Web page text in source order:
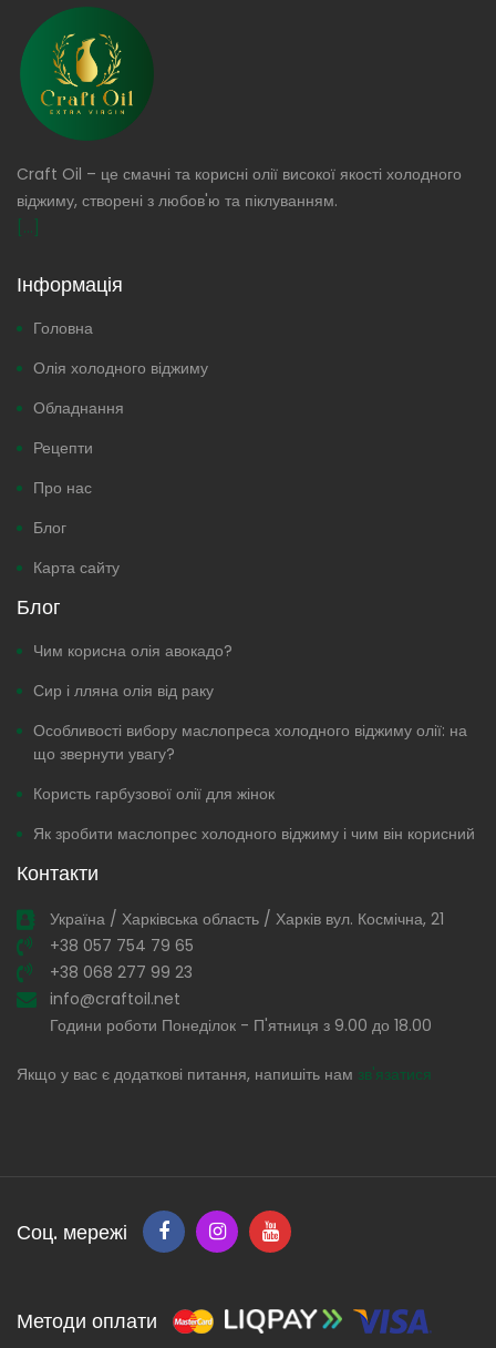
Craft Oil – це смачні та корисні олії високої якості холодного
віджиму, створені з любов'ю та піклуванням.
[...]
Інформація
Головна
Олія холодного віджиму
Обладнання
Рецепти
Про нас
Блог
Карта сайту
Блог
Чим корисна олія авокадо?
Сир і лляна олія від раку
Особливості вибору маслопреса холодного віджиму олії: на
що звернути увагу?
Користь гарбузової олії для жінок
Як зробити маслопрес холодного віджиму і чим він корисний
Контакти
Україна / Харківська область / Харків вул. Космічна, 21
+38 057 754 79 65
+38 068 277 99 23
info@craftoil.net
Години роботи Понеділок - П'ятниця з 9.00 до 18.00
Якщо у вас є додаткові питання, напишіть нам зв'язатися
Соц. мережі
Методи оплати